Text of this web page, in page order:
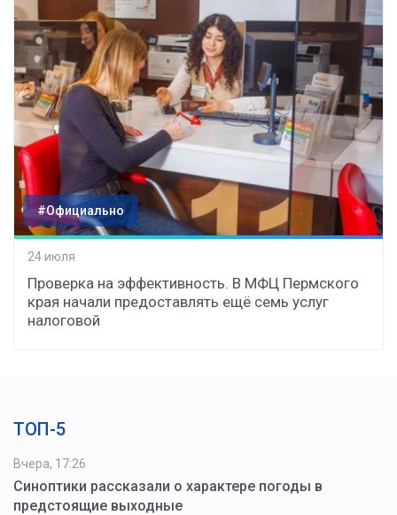
#Официально
24 июля
Проверка на эффективность. В МФЦ Пермского
края начали предоставлять ещё семь услуг
налоговой
ТОП-5
Вчера, 17:26
Синоптики рассказали о характере погоды в
предстоящие выходные